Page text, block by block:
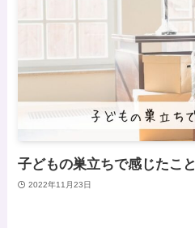
子どもの巣立ちで感じたこと
2022年11月23日